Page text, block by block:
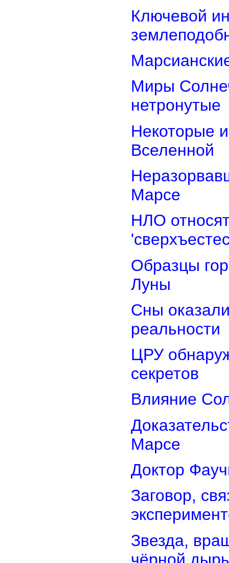
Ключевой
Миры
нетронутые
Некоторые
Вселенной
Марсе
НЛО
Образцы
Луны
Сны
реальности
ЦРУ
секретов
Влияние
Марсе
Доктор
Заговор,
Звезда,
чёрной